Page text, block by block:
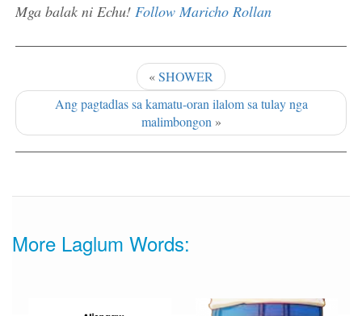
Mga balak ni Echu! Follow Maricho Rollan
«SHOWER
Ang pagtadlas sa kamatu-oran ilalom sa tulay nga
malimbongon »
More Laglum Words: